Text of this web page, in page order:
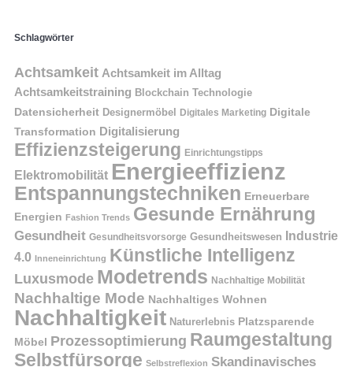
Schlagwörter
Achtsamkeit Achtsamkeit im Alltag
Achtsamkeitstraining Blockchain Technologie
Datensicherheit Designermöbel Digitales Marketing Digitale
Transformation Digitalisierung
Effizienzsteigerung Einrichtungstipps
Elektromobilität Energieeffizienz
Entspannungstechniken Erneuerbare
Energien Fashion Trends Gesunde Ernährung
Gesundheit Gesundheitsvorsorge Gesundheitswesen Industrie
4.0 Inneneinrichtung Künstliche Intelligenz
Luxusmode Modetrends Nachhaltige Mobilität
Nachhaltige Mode Nachhaltiges Wohnen
Nachhaltigkeit Naturerlebnis Platzsparende
Möbel
Prozessoptimierung Raumgestaltung
Selbstfürsorge Selbstreflexion Skandinavisches